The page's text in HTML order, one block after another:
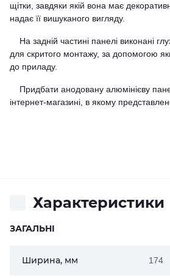
щітки, завдяки якій вона має
надає її вишуканого вигляду.
На задній частині панелі виконані
для скритого монтажу, за допомогою
до приладу.
Придбати анодовану алюмінієву
інтернет-магазині, в якому
Характеристики
ЗАГАЛЬНІ
Ширина, мм 174